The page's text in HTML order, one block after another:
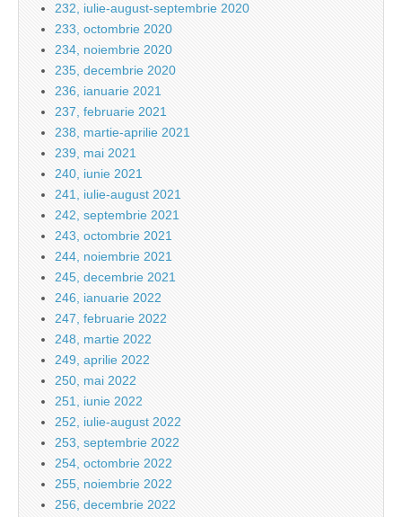
232, iulie-august-septembrie 2020
233, octombrie 2020
234, noiembrie 2020
235, decembrie 2020
236, ianuarie 2021
237, februarie 2021
238, martie-aprilie 2021
239, mai 2021
240, iunie 2021
241, iulie-august 2021
242, septembrie 2021
243, octombrie 2021
244, noiembrie 2021
245, decembrie 2021
246, ianuarie 2022
247, februarie 2022
248, martie 2022
249, aprilie 2022
250, mai 2022
251, iunie 2022
252, iulie-august 2022
253, septembrie 2022
254, octombrie 2022
255, noiembrie 2022
256, decembrie 2022